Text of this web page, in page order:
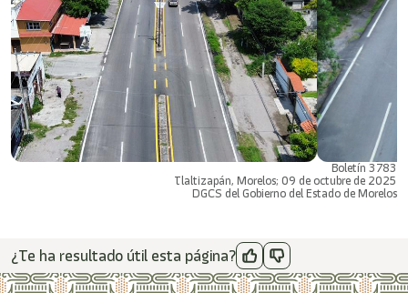
Boletín 3783
Tlaltizapán, Morelos; 09 de octubre de 2025
DGCS del Gobierno del Estado de Morelos
¿Te ha resultado útil esta página?